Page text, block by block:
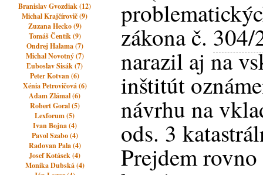
Branislav Gvozdiak (12)
Michal Krajčírovič (9)
Zuzana Hecko (9)
Tomáš Čentík (9)
Ondrej Halama (7)
Michal Novotný (7)
Ľuboslav Sisák (7)
Peter Kotvan (6)
Xénia Petrovičová (6)
Adam Zlámal (6)
Robert Goral (5)
Lexforum (5)
Ivan Bojna (4)
Pavol Szabo (4)
Radovan Pala (4)
Josef Kotásek (4)
Monika Dubská (4)
zákona č. 304/
narazil aj na
inštitút
návrhu na
ods. 3
Prejdem